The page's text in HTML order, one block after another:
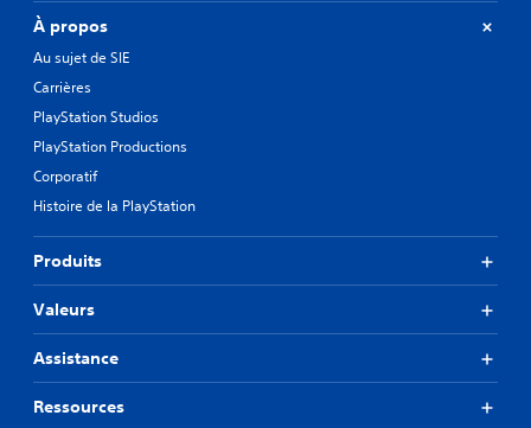
À propos
Au sujet de SIE
Carrières
PlayStation Studios
PlayStation Productions
Corporatif
Histoire de la PlayStation
Produits
Valeurs
Assistance
Ressources